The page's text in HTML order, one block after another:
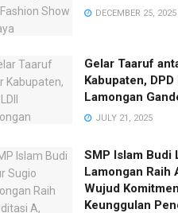
DECEMBER 25, 2025
Gelar Taaruf
Kabupaten, DPD
Lamongan
JULY 21, 2025
SMP Islam Budi
Lamongan Raih
Wujud
Keunggulan